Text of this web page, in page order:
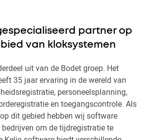
partner op
van kloksystemen
uit van de Bodet groep. Het
35 jaar ervaring in de wereld van
personeelsplanning,
en toegangscontrole. Als
dit gebied hebben wij software
om de tijdregistratie te